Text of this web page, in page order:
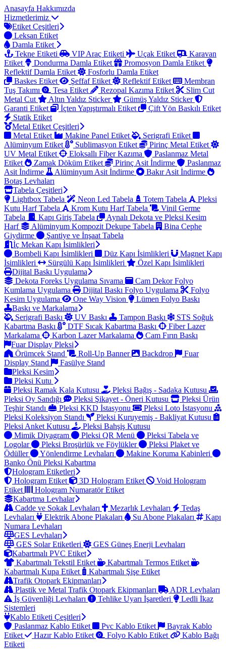
Anasayfa Hakkımızda
Hizmetlerimiz
Etiket Çeşitleri
Leksan Etiket
Damla Etiket
Tekne Etiketi
VIP Araç Etiketi Uçak Etiket
Karavan
Etiket
Dondurma Damla Etiket
Promosyon Damla Etiket
Reflektif Damla Etiket
Fosforlu Damla Etiket
Baskes Etiket
Şeffaf Etiket Reflektif Etiket
Membran
Tuş Takımı
Tesa Etiket Rezopal Kazıma Etiket
Slim Cut
Metal Cut
Altın Yaldız Sticker
Gümüş Yaldız Sticker
Garanti Etiket
İçten Yapıştırmalı Etiket
Çift Yön Baskılı Etiket
Statik Etiket
Metal Etiket Çeşitleri
Metal Etiket
Makine Panel Etiket
Serigrafi Etiket
Alüminyum Etiket
Sublimasyon Etiket
Pirinç Metal Etiket
UV Metal Etiket
Eloksallı Fiber Kazıma
Paslanmaz Metal
Etiket
Zamak Döküm Etiket Pirinç Asit İndirme
Paslanmaz
Asit İndirme
Alüminyum Asit İndirme
Bakır Asit İndirme
Botaş Levhaları
Tabela Çeşitleri
Lightbox Tabela
Neon Led Tabela Totem Tabela
Pleksi
Kutu Harf Tabela
Krom Kutu Harf Tabela
Vinil Germe
Tabela
Kapı Giriş Tabela
Aynalı Dekota ve Pleksi Kesim
Harf
Alüminyum Kompozit Dekupe Tabela
Bina Cephe
Giydirme
Şantiye ve İnşaat Tabela
İç Mekan Kapı İsimlikleri
Bombeli Kapı İsimlikleri
Düz Kapı İsimlikleri
Magnet Kapı
İsimlikleri
Sürgülü Kapı İsimlikleri
Özel Kapı İsimlikleri
Dijital Baskı Uygulama
Dekota Foreks Uygulama Sıvama
Cam Dekor Folyo
Kumlama Uygulama
Dijital Baskı Folyo Uygulama
Folyo
Kesim Uygulama
One Way Vision
Lümen Folyo Baskı
Baskı ve Markalama
Serigrafi Baskı
UV Baskı Tampon Baskı
STS Soğuk
Kabartma Baskı
DTF Sıcak Kabartma Baskı
Fiber Lazer
Markalama
Karbon Lazer Markalama
Cam Fırın Baskı
Fuar Display Pleksi
Örümcek Stand
Roll-Up Banner Backdrop
Fuar
Display Stand
Fasülye Stand
Pleksi Kesim
Pleksi Kutu
Pleksi Ramak Kala Kutusu
Pleksi Bağış - Sadaka Kutusu
Pleksi Oy Sandığı
Pleksi Şikayet - Öneri Kutusu
Pleksi Ürün
Teşhir Standı
Pleksi KKD İstasyonu
Pleksi Loto İstasyonu
Pleksi Koleksiyon Standı
Pleksi Kuruyemiş - Bakliyat Kutusu
Pleksi Anket Kutusu
Pleksi Bahşiş Kutusu
Mimik Diyagram
Pleksi QR Menü
Pleksi Tabela ve
Logolar
Pleksi Broşürlük ve Föylükler
Pleksi Plaket ve
Ödüller
Yönlendirme Levhaları
Makine Koruma Kabinleri
Banko Önü Pleksi Kabartma
Hologram Etiketleri
Hologram Etiket
3D Hologram Etiket
Void Hologram
Etiket
Hologram Numaratör Etiket
Kabartma Levhalar
Cadde ve Sokak Levhaları
Mezarlık Levhaları
Tedaş
Levhaları
Elektrik Abone Plakaları Su Abone Plakaları
Kapı
Numara Levhaları
GES Levhaları
GES Solar Etiketleri
GES Güneş Enerji Levhaları
Kabartmalı PVC Etiket
Kabartmalı Tekstil Etiket
Kabartmalı Termos Etiket
Kabartmalı Kupa Etiket
Kabartmalı Şişe Etiket
Trafik Otopark Ekipmanları
Plastik ve Metal Trafik Otopark Ekipmanları
ADR Levhaları
İş Güvenliği Levhaları
Tehlike Uyarı İşaretleri
Ledli İkaz
Sistemleri
Kablo Etiketi Çeşitleri
Paslanmaz Kablo Etiket
Pvc Kablo Etiket
Bayrak Kablo
Etiket
Hazır Kablo Etiket Folyo Kablo Etiket
Kablo Bağı
Etiketi